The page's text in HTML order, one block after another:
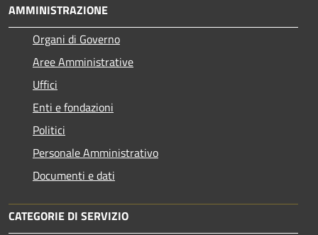
AMMINISTRAZIONE
Organi di Governo
Aree Amministrative
Uffici
Enti e fondazioni
Politici
Personale Amministrativo
Documenti e dati
CATEGORIE DI SERVIZIO